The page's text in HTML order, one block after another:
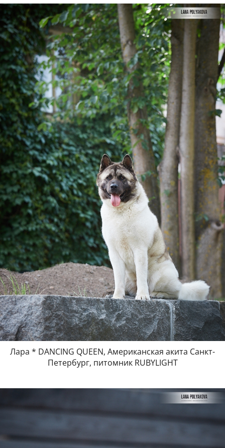
Лара * DANCING QUEEN, Американская акита Санкт-
Петербург, питомник RUBYLIGHT